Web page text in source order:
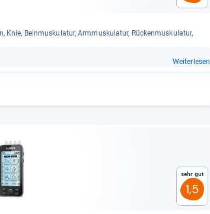
Knie, Bein­mus­ku­la­tur, Arm­mus­ku­la­tur, Rücken­mus­ku­la­tur,
Weiterlesen
Sehr gut
1,5